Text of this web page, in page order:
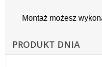
Montaż możesz
PRODUKT DNIA